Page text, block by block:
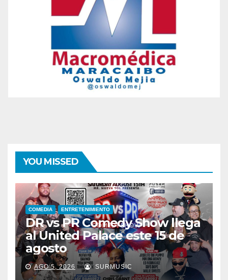
YOU MISSED
COMEDIA ENTRETENIMIENTO
DR vs PR Comedy Show llega
al United Palace este 15 de
agosto
AGO 5, 2026 SURMUSIC